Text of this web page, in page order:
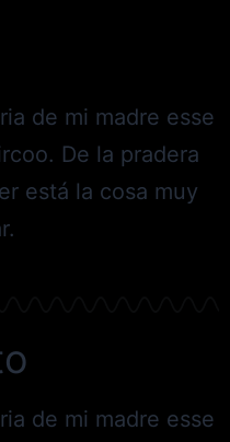
de mi madre esse
De la pradera
está la cosa muy
de mi madre esse